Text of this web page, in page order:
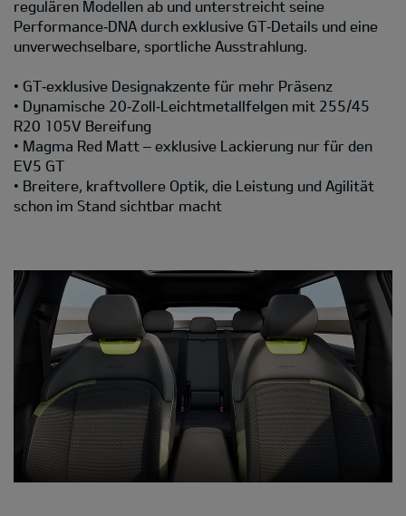
regulären Modellen ab und unterstreicht seine
Performance‑DNA durch exklusive GT‑Details und eine
unverwechselbare, sportliche Ausstrahlung.
• GT‑exklusive Designakzente für mehr Präsenz
• Dynamische 20‑Zoll‑Leichtmetallfelgen mit 255/45
R20 105V Bereifung
• Magma Red Matt – exklusive Lackierung nur für den
EV5 GT
• Breitere, kraftvollere Optik, die Leistung und Agilität
schon im Stand sichtbar macht